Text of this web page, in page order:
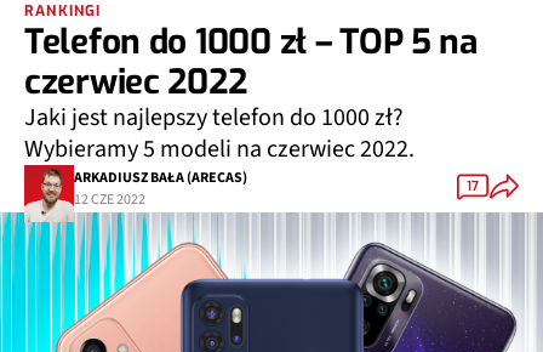
RANKINGI
Telefon do 1000 zł – TOP 5 na
czerwiec 2022
Jaki jest najlepszy telefon do 1000 zł?
Wybieramy 5 modeli na czerwiec 2022.
ARKADIUSZ BAŁA (ARECAS)
12 CZE 2022
17